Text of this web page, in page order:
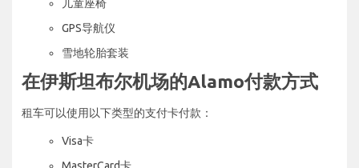
儿童座椅
GPS导航仪
雪地轮胎套装
在伊斯坦布尔机场的Alamo付款方式
租车可以使用以下类型的支付卡付款：
Visa卡
MasterCard卡